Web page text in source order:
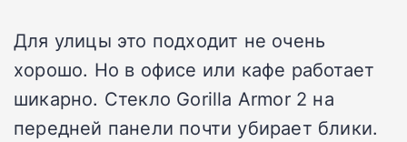
Для улицы это подходит не очень
хорошо. Но в офисе или кафе работает
шикарно. Стекло Gorilla Armor 2 на
передней панели почти убирает блики.